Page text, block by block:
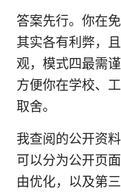
答案先行。你在
其实各有利弊，
观，模式四最需
方便你在学校、
取舍。
我查阅的公开资
可以分为公开页
由优化，以及第